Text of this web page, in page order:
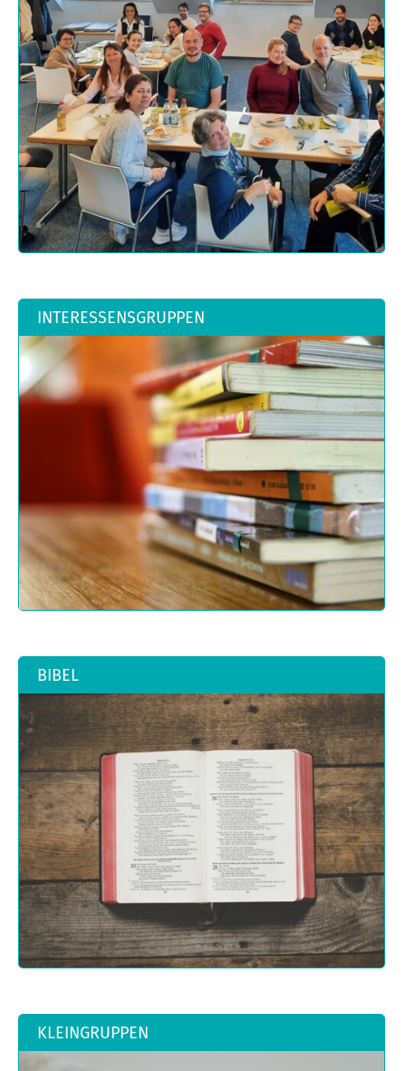
INTERESSENSGRUPPEN
BIBEL
KLEINGRUPPEN